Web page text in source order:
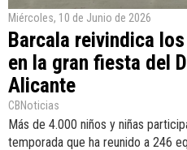
Miércoles, 10 de Junio de 2026
Barcala reivindica
en la gran fiesta del
Alicante
CBNoticias
Más de 4.000 niños y niñas
temporada que ha reunido a 246